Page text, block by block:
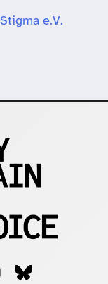
Stigma e.V.